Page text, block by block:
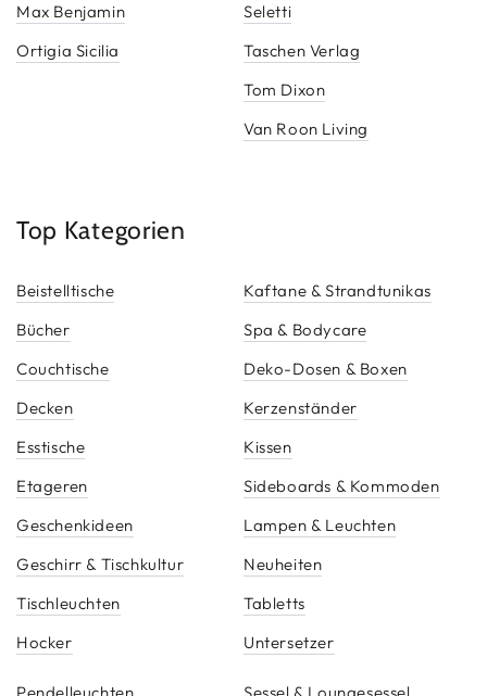
Max Benjamin
Ortigia Sicilia
Seletti
Taschen Verlag
Tom Dixon
Van Roon Living
Top Kategorien
Beistelltische
Bücher
Couchtische
Decken
Esstische
Etageren
Geschenkideen
Geschirr & Tischkultur
Tischleuchten
Hocker
Kaftane & Strandtunikas
Spa & Bodycare
Deko-Dosen & Boxen
Kerzenständer
Kissen
Sideboards & Kommoden
Lampen & Leuchten
Neuheiten
Tabletts
Untersetzer